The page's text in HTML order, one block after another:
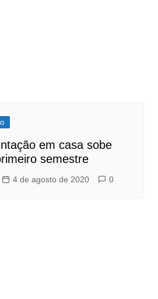
em casa sobe
semestre
4 de agosto de 2020 0